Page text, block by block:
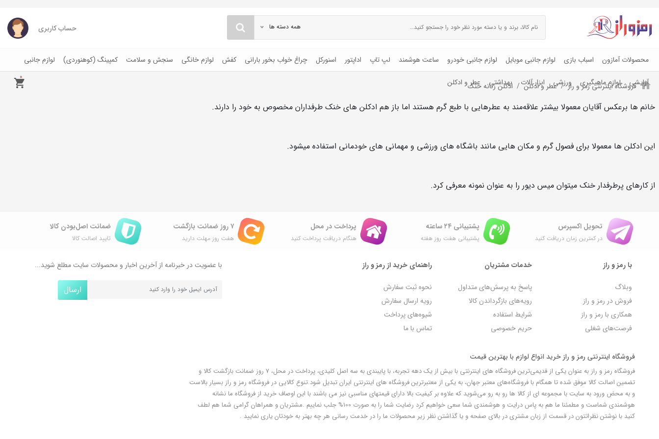
همه دسته ها حساب کاربری
محصولات آمازون اسباب بازی لوازم جانبی موبایل لوازم جانبی خودرو ساعت هوشمند لپ تاپ اداپتور اسنورکل چراغ خواب بخور بارانی کفش لوازم خانگی سنجش و سلامت کمپینگ (کوهنوردی) لوازم جانبی
آرایشی لوازم ماهیگیری ورزشی ابزار آلات بهداشتی عطر و ادکلن
0
فروشگاه اینترنتی رمز و راز عطر و ادکلن ادکلن زنانه خنک
خانم ها برعکس آقایان معمولا بیشتر علاقه‌مند به عطرهایی با طبع گرم هستند اما باز هم ادکلن های خنک طرفداران مخصوص به خود را دارند.
این ادکلن ها معمولا برای فصول گرم و مکان هایی مانند باشگاه های ورزشی و مهمانی های خودمانی استفاده میشود.
از کارهای پرطرفدار خنک میتوان میس دیور را به عنوان نمونه معرفی کرد.
تحویل اکسپرس
در کمترین زمان دریافت کنید
پشتیبانی ۲۴ ساعته
پشتیبانی هفت روز هفته
پرداخت در محل
هنگام دریافت پرداخت کنید
۷ روز ضمانت بازگشت
هفت روز مهلت دارید
ضمانت اصل‌بودن کالا
تایید اصالت کالا
با رمز و راز
وبلاگ
فروش در رمز و راز
همکاری با رمز و راز
فرصت‌های شغلی
خدمات مشتریان
پاسخ به پرسش‌های متداول
رویه‌های بازگرداندن کالا
شرایط استفاده
حریم خصوصی
راهنمای خرید از رمز و راز
نحوه ثبت سفارش
رویه ارسال سفارش
شیوه‌های پرداخت
تماس با ما
با عضویت در خبرنامه از آخرین اخبار و محصولات سایت مطلع شوید...
ارسال
فروشگاه اینترنتی رمز و راز خرید انواع لوازم با بهترین قیمت
فروشگاه رمز و راز به عنوان یکی از قدیمی‌ترین فروشگاه های اینترنتی با بیش از یک دهه تجربه، با پایبندی به سه اصل کلیدی، پرداخت در محل، 7 روز ضمانت بازگشت کالا و
تضمین اصالت کالا موفق شده تا همگام با فروشگاه‌های معتبر جهان، به یکی از معتبرترین فروشگاه های اینترنتی ایران تبدیل شود.تنوع کالایی در فروشگاه رمز و راز بسیار بالاست
و به محض ورود به سایت با مجموعه ای از کالا ها رو به رو می‌شوید که علاوه بر کیفیت بالا دارای قیمتهای مناسبی نیز می باشند با این اوصاف خرید از فروشگاه ما نشانه
هوشمندی شماست و مطمئنا ما هم به پاس درایت و هوشمندی شما سعی خواهیم کرد رضایت شما را به صورت 100% جلب نماییم .مشتریان و همراهان گرامی شما هم لطف
کنید با نوشتن نظراتتون در قسمت از زبان مشتری در بالای صفحه و یا گذاشتن نظر زیر محصولات ما را در خدمت رسانی هر چه بهتر به خودتان یاری نمایید .